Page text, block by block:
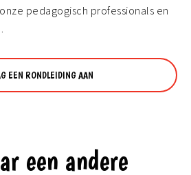
pedagogisch professionals en
EEN RONDLEIDING AAN
een andere